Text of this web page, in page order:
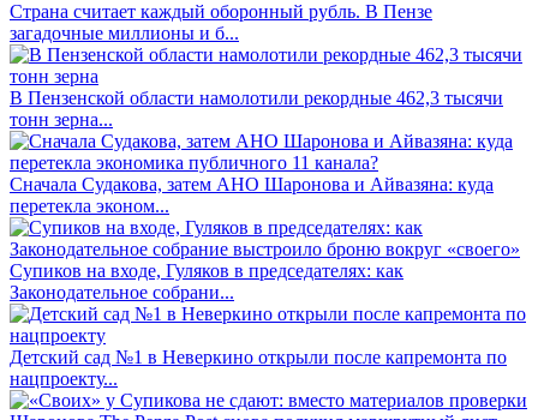
Страна считает каждый оборонный рубль. В Пензе
загадочные миллионы и б...
В Пензенской области намолотили рекордные 462,3 тысячи
тонн зерна...
Сначала Судакова, затем АНО Шаронова и Айвазяна: куда
перетекла эконом...
Супиков на входе, Гуляков в председателях: как
Законодательное собрани...
Детский сад №1 в Неверкино открыли после капремонта по
нацпроекту...